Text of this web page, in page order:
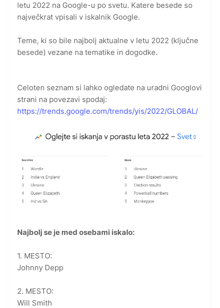
letu 2022 na Google-u po svetu. Katere besede so
največkrat vpisali v iskalnik Google.
Teme, ki so bile najbolj aktualne v letu 2022 (ključne
besede) vezane na tematike in dogodke.
Celoten seznam si lahko ogledate na uradni Googlovi
strani na povezavi spodaj:
https://trends.google.com/trends/yis/2022/GLOBAL/
Najbolj se je med osebami iskalo:
1. MESTO:
Johnny Depp
2. MESTO:
Will Smith